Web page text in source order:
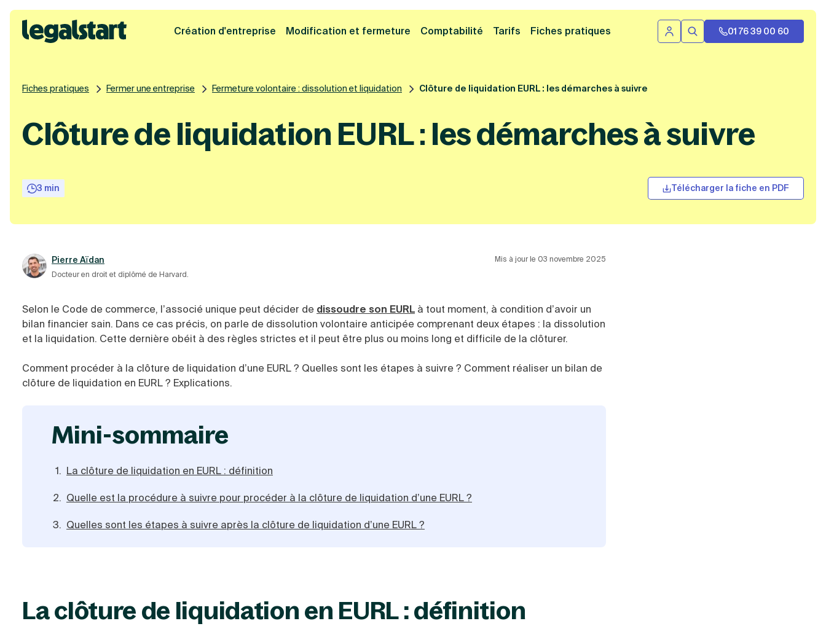
Cliquez ici pour reprendre votre démarche Fermer la bannière
Legalstart
Création d'entreprise Modification et fermeture Comptabilité Tarifs Fiches pratiques Se connecter
Rechercher01 76 39 00 60
Fiches pratiques Fermer une entreprise Fermeture volontaire : dissolution et liquidation Clôture de liquidation EURL : les démarches à suivre
Clôture de liquidation EURL : les démarches à suivre
3 min Télécharger la fiche en PDF
Pierre Aïdan
Docteur en droit et diplômé de Harvard.
Mis à jour le 03 novembre 2025
Selon le Code de commerce, l’associé unique peut décider de dissoudre son EURL à tout moment, à condition d’avoir un
bilan financier sain. Dans ce cas précis, on parle de dissolution volontaire anticipée comprenant deux étapes : la dissolution
et la liquidation. Cette dernière obéit à des règles strictes et il peut être plus ou moins long et difficile de la clôturer.
Comment procéder à la clôture de liquidation d’une EURL ? Quelles sont les étapes à suivre ? Comment réaliser un bilan de
clôture de liquidation en EURL ? Explications.
mini-sommaire
La clôture de liquidation en EURL : définition
Quelle est la procédure à suivre pour procéder à la clôture de liquidation d’une EURL ?
Quelles sont les étapes à suivre après la clôture de liquidation d’une EURL ?
La clôture de liquidation en EURL : définition